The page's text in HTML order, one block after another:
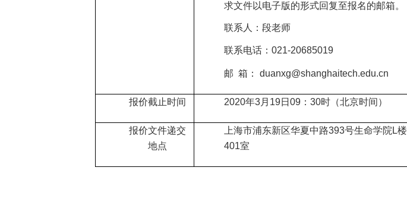
求文件以电子版的形式回复至报名的邮箱。
联系人：段老师
联系电话：021-20685019
邮 箱： duanxg@shanghaitech.edu.cn
报价截止时间 2020年3月 19日09 ：30时（北京时间）
报价文件递交
地点
上海市浦东新区华夏中路393号生命学院 L楼
401室